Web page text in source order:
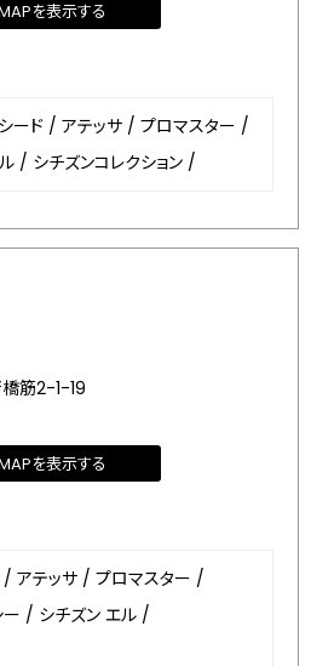
を表示する
ード / アテッサ / プロマスター /
/ シチズンコレクション /
筋2-1-19
を表示する
/ アテッサ / プロマスター /
/ シチズン エル /